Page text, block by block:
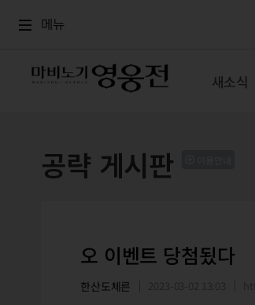
메뉴
새소식
공략 게시판
오 이벤트 당첨됬다
한산도체른